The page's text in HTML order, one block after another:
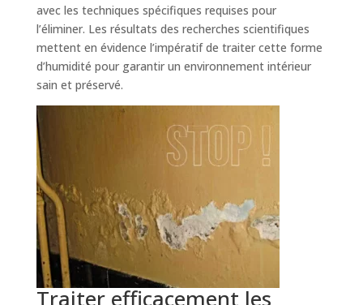
avec les techniques spécifiques requises pour
l’éliminer. Les résultats des recherches scientifiques
mettent en évidence l’impératif de traiter cette forme
d’humidité pour garantir un environnement intérieur
sain et préservé.
Traiter efficacement les